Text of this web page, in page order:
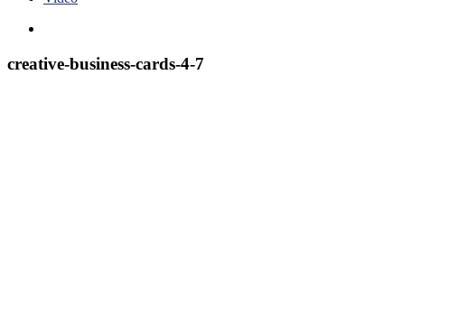
creative-business-cards-4-7